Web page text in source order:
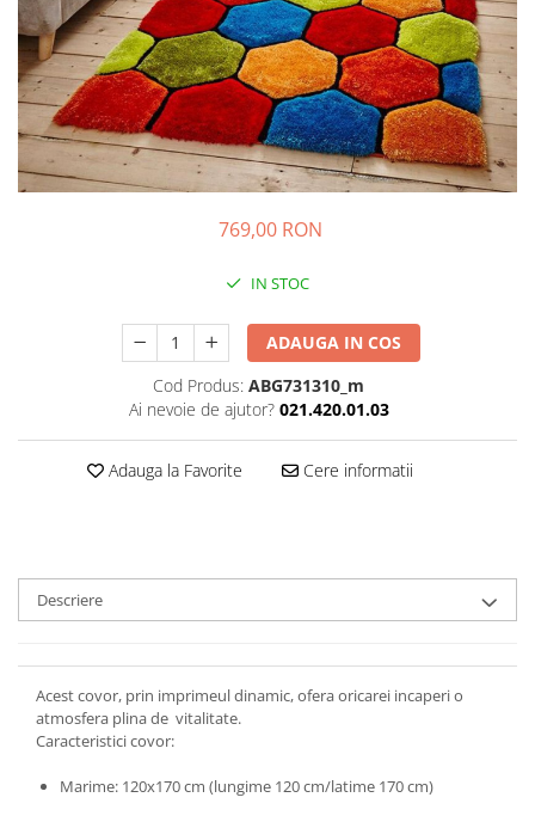
769,00 RON
IN STOC
ADAUGA IN COS
Cod Produs: ABG731310_m
Ai nevoie de ajutor? 021.420.01.03
Adauga la Favorite Cere informatii
Descriere
Acest covor, prin imprimeul dinamic, ofera oricarei incaperi o
atmosfera plina de vitalitate.
Caracteristici covor:
Marime: 120x170 cm (lungime 120 cm/latime 170 cm)